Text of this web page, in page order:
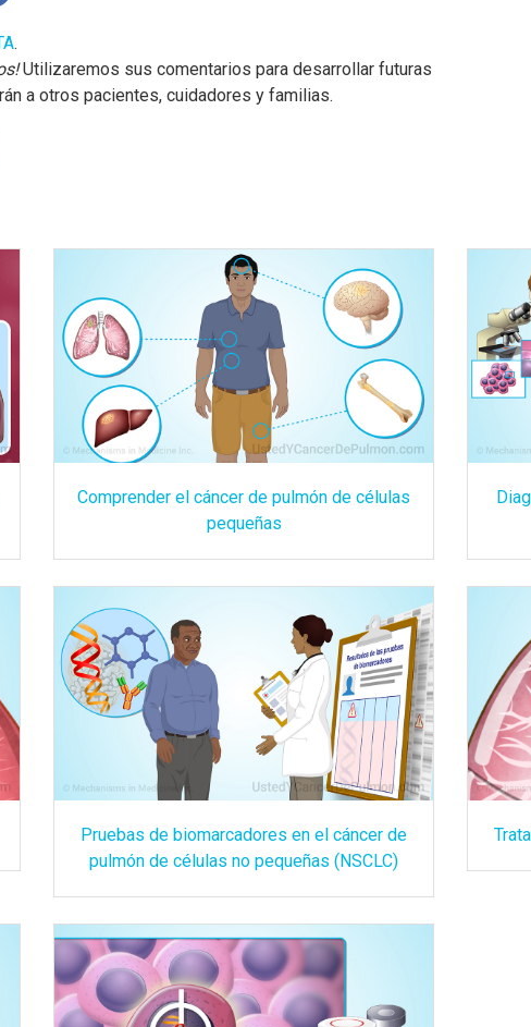
.
Utilizaremos sus comentarios para desarrollar futuras
a otros pacientes, cuidadores y familias.
Comprender el cáncer de pulmón de células
pequeñas
Pruebas de biomarcadores en el cáncer de
pulmón de células no pequeñas (NSCLC)